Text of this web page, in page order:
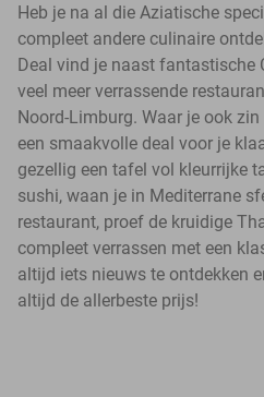
Heb je na al die Aziatische
compleet andere culinaire
Deal vind je naast fantastische
veel meer verrassende
Noord-Limburg. Waar je ook
een smaakvolle deal voor je
gezellig een tafel vol kleurrijke
sushi, waan je in Mediterrane
restaurant, proef de kruidige
compleet verrassen met een
altijd iets nieuws te ontdekken
altijd de allerbeste prijs!